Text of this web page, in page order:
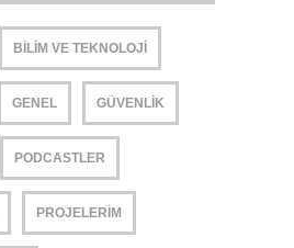
BILIM VE TEKNOLOJI
GENEL GÜVENLIK
PODCASTLER
PROJELERIM